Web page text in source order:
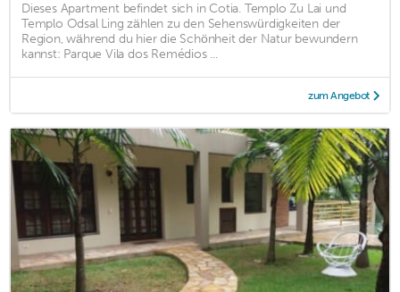
Dieses Apartment befindet sich in Cotia. Templo Zu Lai und
Templo Odsal Ling zählen zu den Sehenswürdigkeiten der
Region, während du hier die Schönheit der Natur bewundern
kannst: Parque Vila dos Remédios ...
zum Angebot